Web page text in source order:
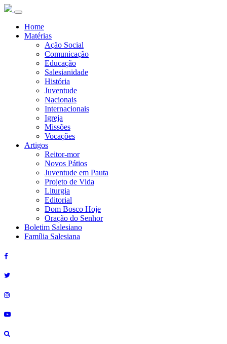
Home
Matérias
Ação Social
Comunicação
Educação
Salesianidade
História
Juventude
Nacionais
Internacionais
Igreja
Missões
Vocações
Artigos
Reitor-mor
Novos Pátios
Juventude em Pauta
Projeto de Vida
Liturgia
Editorial
Dom Bosco Hoje
Oração do Senhor
Boletim Salesiano
Família Salesiana